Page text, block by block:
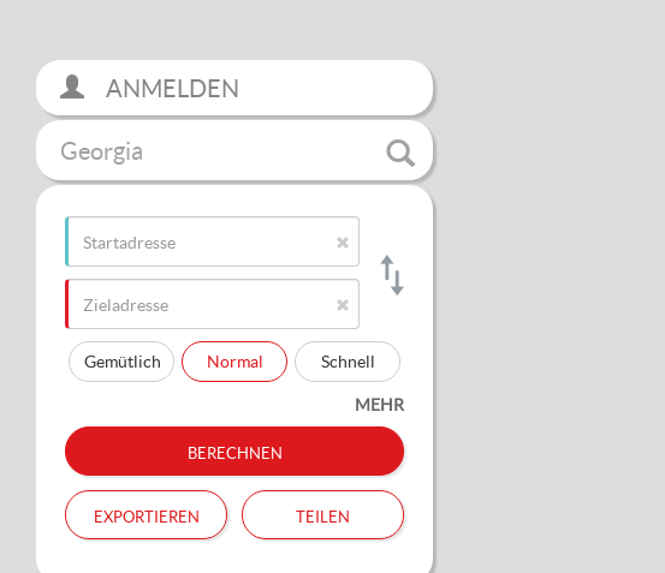
ANMELDEN
Georgia
Gemütlich Normal Schnell
MEHR
berechnen
exportieren teilen